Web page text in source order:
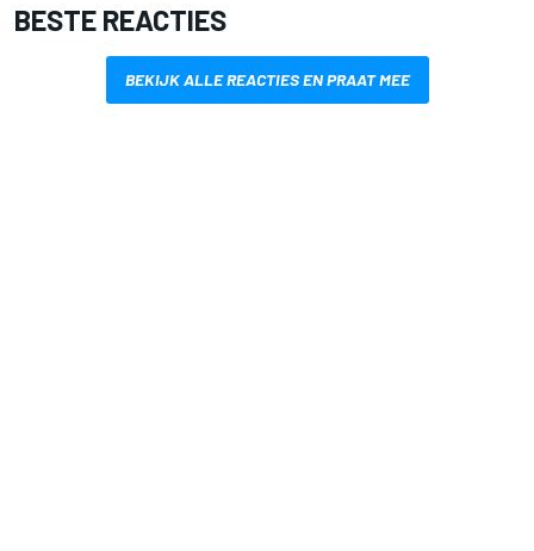
BESTE REACTIES
BEKIJK ALLE REACTIES EN PRAAT MEE